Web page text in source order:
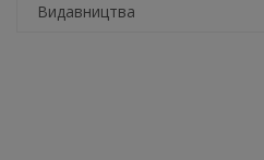
Видавництва